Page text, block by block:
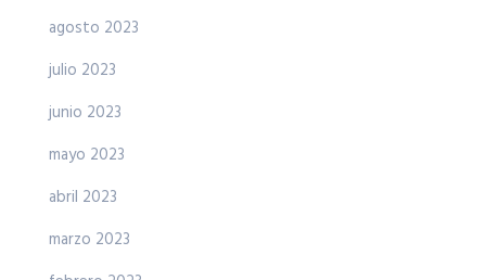
agosto 2023
julio 2023
junio 2023
mayo 2023
abril 2023
marzo 2023